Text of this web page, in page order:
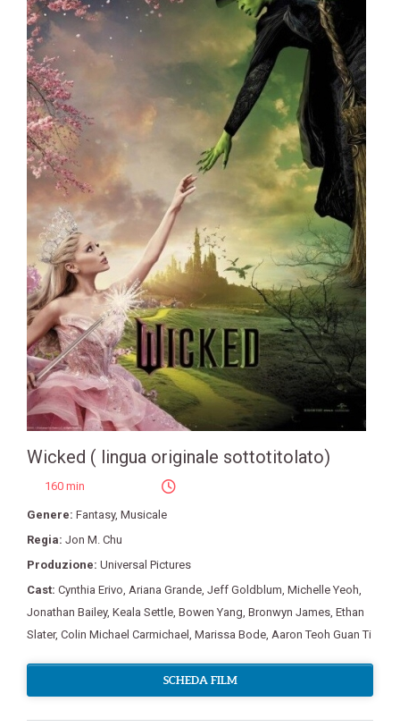
Wicked ( lingua originale sottotitolato)
160 min
Genere: Fantasy, Musicale
Regia: Jon M. Chu
Produzione: Universal Pictures
Cast: Cynthia Erivo, Ariana Grande, Jeff Goldblum, Michelle Yeoh,
Jonathan Bailey, Keala Settle, Bowen Yang, Bronwyn James, Ethan
Slater, Colin Michael Carmichael , Marissa Bode, Aaron Teoh Guan Ti
SCHEDA FILM